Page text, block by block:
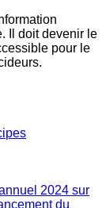
Il doit devenir le
pour le
2024 sur
du